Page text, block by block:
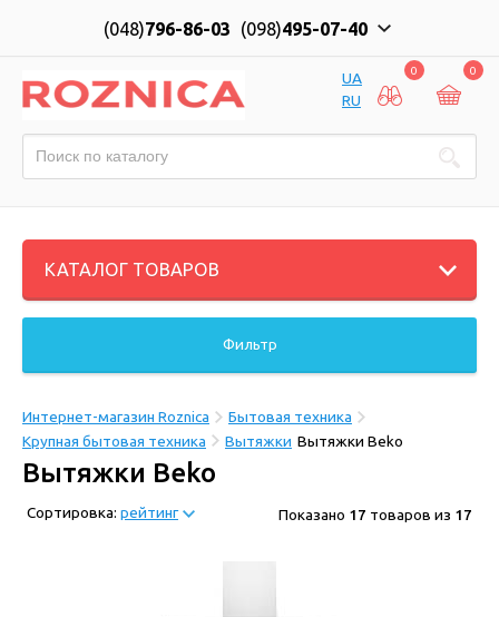
(048)796-86-03 (098)495-07-40
UA
RU
0 0
КАТАЛОГ ТОВАРОВ
Фильтр
Интернет-магазин Roznica
Бытовая техника
Крупная бытовая техника
Вытяжки Вытяжки Beko
Вытяжки Beko
Сортировка: рейтинг Показано 17 товаров из 17